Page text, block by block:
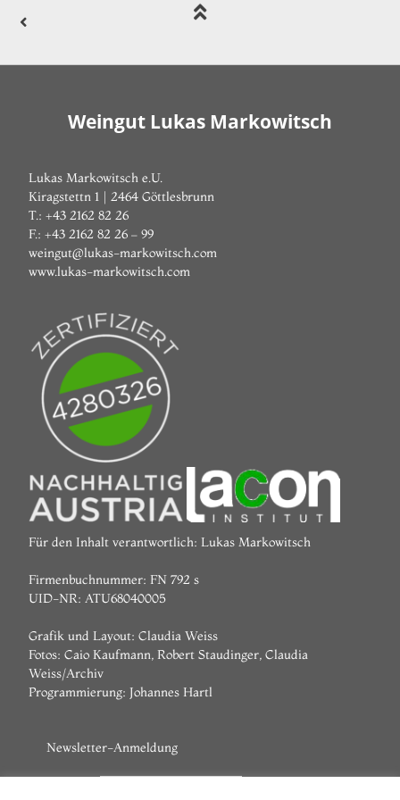
Weingut Lukas Markowitsch
Lukas Markowitsch e.U.
Kiragstettn 1 | 2464 Göttlesbrunn
T.: +43 2162 82 26
F.: +43 2162 82 26 – 99
weingut@lukas-markowitsch.com
www.lukas-markowitsch.com
Für den Inhalt verantwortlich: Lukas Markowitsch
Firmenbuchnummer: FN 792 s
UID-NR: ATU68040005
Grafik und Layout: Claudia Weiss
Fotos: Caio Kaufmann, Robert Staudinger, Claudia
Weiss/Archiv
Programmierung:Johannes Hartl
Newsletter-Anmeldung